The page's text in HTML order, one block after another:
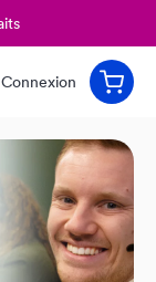
Connexion